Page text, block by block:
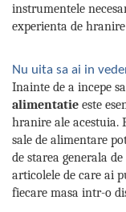
instrumentele
experienta de
Nu uita sa ai in
Inainte de a incepe
alimentatie este
hranire ale acestuia.
sale de alimentare
de starea generala
articolele de care ai
fiecare masa intr-o